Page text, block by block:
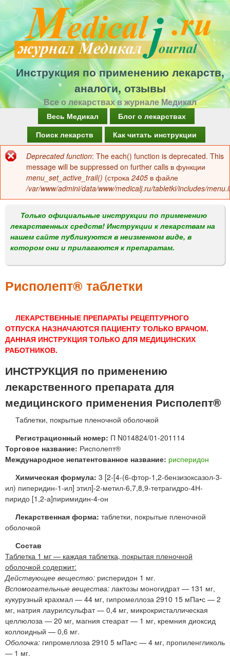
Перейти
к
основному
содержанию
Инструкция по применению лекарств,
аналоги, отзывы
Все о лекарствах в журнале Медикал
а
в
о
м
е
н
Весь Медикал
Блог о лекарствах
Поиск лекарств
Как читать инструкции
Сообщение
об
ошибке
Deprecated function: The each() function is deprecated. This
message will be suppressed on further calls в функции
menu_set_active_trail() (строка 2405 в файле
/var/www/admini/data/www/medicalj.ru/tabletki/includes/
Только официальные инструкции по применению
лекарственных средств! Инструкции к лекарствам на
нашем сайте публикуются в неизменном виде, в
котором они и прилагаются к препаратам.
Рисполепт® таблетки
ЛЕКАРСТВЕННЫЕ ПРЕПАРАТЫ РЕЦЕПТУРНОГО
ОТПУСКА НАЗНАЧАЮТСЯ ПАЦИЕНТУ ТОЛЬКО ВРАЧОМ.
ДАННАЯ ИНСТРУКЦИЯ ТОЛЬКО ДЛЯ МЕДИЦИНСКИХ
РАБОТНИКОВ.
ИНСТРУКЦИЯ по применению
лекарственного препарата для
медицинского применения Рисполепт®
Таблетки, покрытые пленочной оболочкой
Регистрационный номер: П N014824/01-201114
Торговое название: Рисполепт®
Международное непатентованное название: рисперидон
Химическая формула: 3 [2-[4-(6-фтор-1,2-бензизоксазол-3-
ил) пиперидин-1-ил] этил]-2-метил-6,7,8,9-тетрагидро-4Н-
пиридо [1,2-а]пиримидин-4-он
Лекарственная форма: таблетки, покрытые пленочной
оболочкой
Состав
Таблетка 1 мг — каждая таблетка, покрытая пленочной
оболочкой содержит:
Действующее вещество: рисперидон 1 мг.
Вспомогательные вещества: лактозы моногидрат — 131 мг,
кукурузный крахмал — 44 мг, гипромеллоза 2910 15 мПа•с — 2
мг, натрия лаурилсульфат — 0,4 мг, микрокристаллическая
целлюлоза — 20 мг, магния стеарат — 1 мг, кремния диоксид
коллоидный — 0,6 мг.
Оболочка: гипромеллоза 2910 5 мПа•с — 4 мг, пропиленгликоль
— 1 мг.